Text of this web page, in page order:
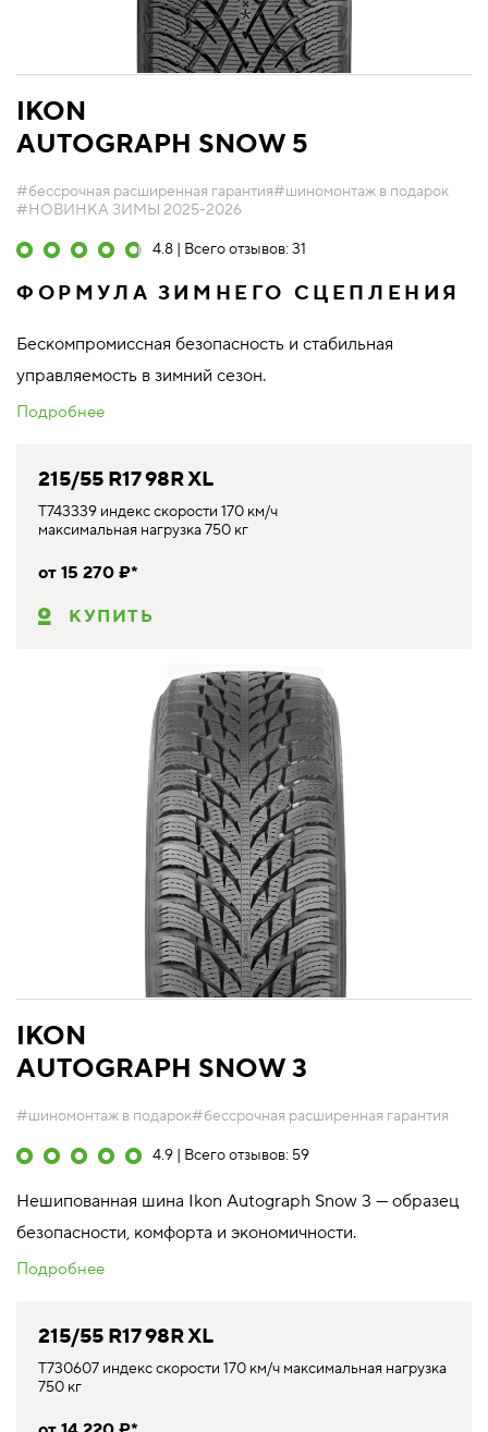
IKON
AUTOGRAPH SNOW 5
#бессрочная расширенная гарантия#шиномонтаж в подарок
#НОВИНКА ЗИМЫ 2025-2026
4.8 | Всего отзывов: 31
ФОРМУЛА ЗИМНЕГО СЦЕПЛЕНИЯ
Бескомпромиссная безопасность и стабильная
управляемость в зимний сезон.
Подробнее
215/55 R17 98R XL
T743339 индекс скорости 170 км/ч
максимальная нагрузка 750 кг
от 15 270 ₽*
КУПИТЬ
IKON
AUTOGRAPH SNOW 3
#шиномонтаж в подарок#бессрочная расширенная гарантия
4.9 | Всего отзывов: 59
Нешипованная шина Ikon Autograph Snow 3 — образец
безопасности, комфорта и экономичности.
Подробнее
215/55 R17 98R XL
T730607 индекс скорости 170 км/ч максимальная нагрузка
750 кг